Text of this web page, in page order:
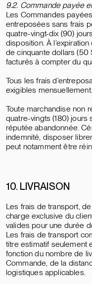
9.2. Commande payée
Les Commandes
entreposées sans frais
quatre-vingt-dix (90)
disposition. À
de cinquante dollars (50
facturés à compter du
Tous les frais
exigibles mensuellement.
Toute marchandise non
quatre-vingts (180) jours
réputée abandonnée.
indemnité, disposer
peut notamment être
10. LIVRAISON
Les frais de transport,
charge exclusive du
valides pour une durée
Les frais de transport
titre estimatif seulement
fonction du nombre de
Commande, de la
logistiques applicables.